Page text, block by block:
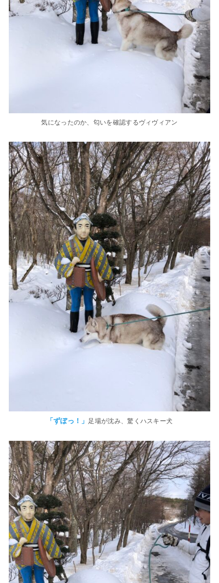
気になったのか、匂いを確認するヴィヴィアン
「ずぼっ！」 足場が沈み、驚くハスキー犬